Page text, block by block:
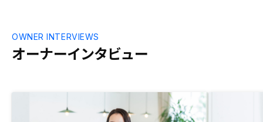
オーナーインタビュー
OWNER INTERVIEWS